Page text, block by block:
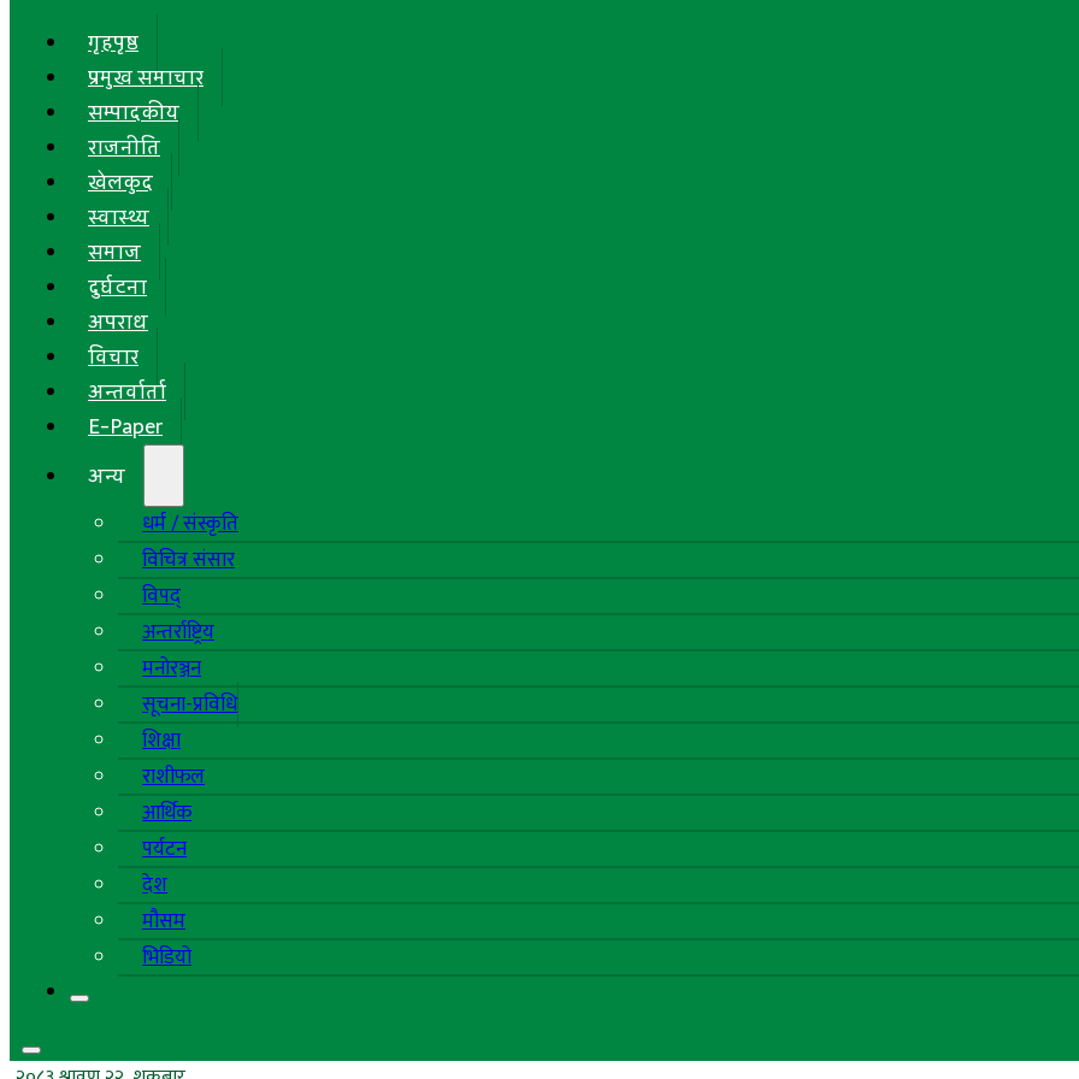
गृहपृष्ठ
प्रमुख समाचार
सम्पादकीय
राजनीति
खेलकुद
स्वास्थ्य
समाज
दुर्घटना
अपराध
विचार
अन्तर्वार्ता
E-Paper
अन्य
धर्म / संस्कृति
विचित्र संसार
विपद्
अन्तर्राष्ट्रिय
मनोरञ्जन
सूचना-प्रविधि
शिक्षा
राशीफल
आर्थिक
पर्यटन
देश
मौसम
भिडियो